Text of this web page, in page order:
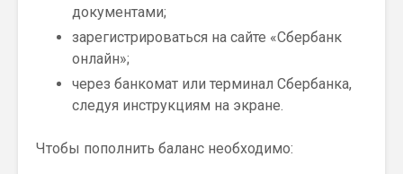
документами;
зарегистрироваться на сайте «Сбербанк
онлайн»;
через банкомат или терминал Сбербанка,
следуя инструкциям на экране.
Чтобы пополнить баланс необходимо: